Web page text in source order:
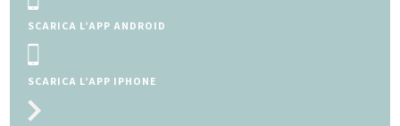
ANDROID
IPHONE